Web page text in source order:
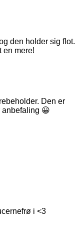
den holder sig flot.
en mere!
Den er
anbefaling 😀
i <3